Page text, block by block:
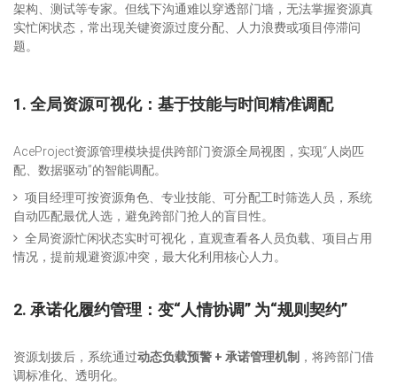
架构、测试等专家。但线下沟通难以穿透部门墙，无法掌握资源真
实忙闲状态，常出现关键资源过度分配、人力浪费或项目停滞问
题。
1. 全局资源可视化：基于技能与时间精准调配
AceProject资源管理模块提供跨部门资源全局视图，实现“人岗匹
配、数据驱动”的智能调配。
项目经理可按资源角色、专业技能、可分配工时筛选人员，系统
自动匹配最优人选，避免跨部门抢人的盲目性。
全局资源忙闲状态实时可视化，直观查看各人员负载、项目占用
情况，提前规避资源冲突，最大化利用核心人力。
2. 承诺化履约管理：变“人情协调” 为“规则契约”
资源划拨后，系统通过动态负载预警 + 承诺管理机制 ，将跨部门借
调标准化、透明化。